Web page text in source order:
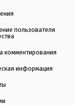
пользователя
комментирования
информация